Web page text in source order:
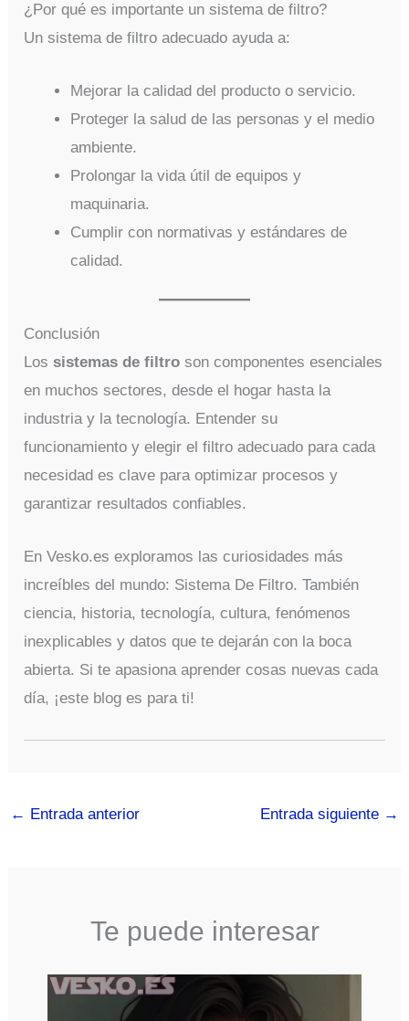
¿Por qué es importante un sistema de filtro?
Un sistema de filtro adecuado ayuda a:
Mejorar la calidad del producto o servicio.
Proteger la salud de las personas y el medio
ambiente.
Prolongar la vida útil de equipos y
maquinaria.
Cumplir con normativas y estándares de
calidad.
Conclusión
Los sistemas de filtro son componentes esenciales
en muchos sectores, desde el hogar hasta la
industria y la tecnología. Entender su
funcionamiento y elegir el filtro adecuado para cada
necesidad es clave para optimizar procesos y
garantizar resultados confiables.
En Vesko.es exploramos las curiosidades más
increíbles del mundo: Sistema De Filtro. También
ciencia, historia, tecnología, cultura, fenómenos
inexplicables y datos que te dejarán con la boca
abierta. Si te apasiona aprender cosas nuevas cada
día, ¡este blog es para ti!
← Entrada anterior Entrada siguiente →
Te puede interesar